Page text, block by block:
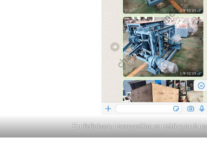
Επιβεβαίωση παραγγελίας με πελάτη από